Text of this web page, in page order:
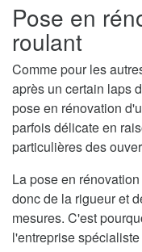
Pose en
roulant
Comme pour les
après un certain laps
pose en rénovation
parfois délicate en
particulières des
La pose en
donc de la rigueur et
mesures. C'est
l'entreprise